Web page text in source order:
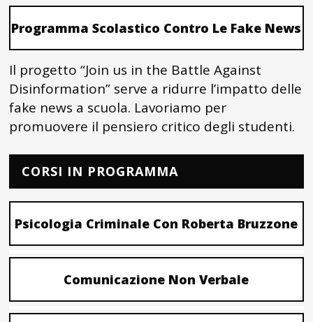
Programma Scolastico Contro Le Fake News
Il progetto “Join us in the Battle Against
Disinformation” serve a ridurre l’impatto delle
fake news a scuola. Lavoriamo per
promuovere il pensiero critico degli studenti.
CORSI IN PROGRAMMA
Psicologia Criminale Con Roberta Bruzzone
Comunicazione Non Verbale